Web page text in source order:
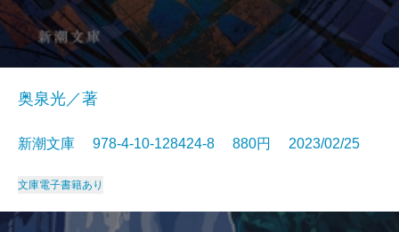
奥泉光／著
新潮文庫 978-4-10-128424-8 880円 2023/02/25
文庫電子書籍あり